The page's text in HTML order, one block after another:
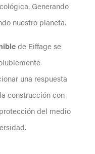
Generando
nuestro planeta.
de Eiffage se
una respuesta
construcción con
del medio